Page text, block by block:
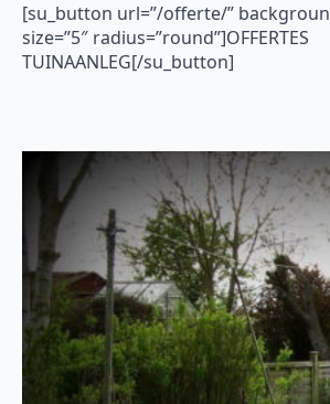
[su_button url=”/offerte/”
size=”5″ radius=”round”]OFFERTES
TUINAANLEG[/su_button]